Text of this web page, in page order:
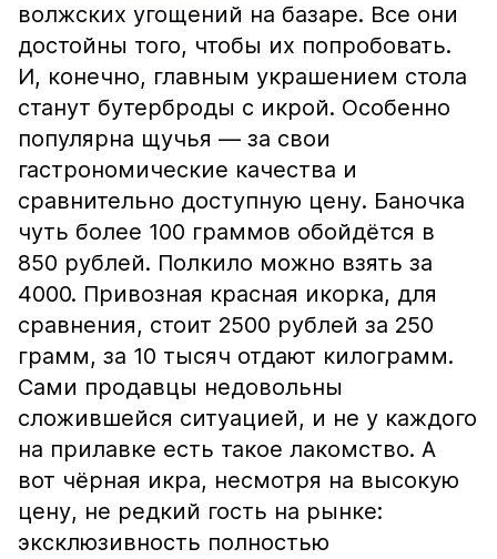
волжских угощений на базаре. Все они
достойны того, чтобы их попробовать.
И, конечно, главным украшением стола
станут бутерброды с икрой. Особенно
популярна щучья — за свои
гастрономические качества и
сравнительно доступную цену. Баночка
чуть более 100 граммов обойдётся в
850 рублей. Полкило можно взять за
4000. Привозная красная икорка, для
сравнения, стоит 2500 рублей за 250
грамм, за 10 тысяч отдают килограмм.
Сами продавцы недовольны
сложившейся ситуацией, и не у каждого
на прилавке есть такое лакомство. А
вот чёрная икра, несмотря на высокую
цену, не редкий гость на рынке:
эксклюзивность полностью